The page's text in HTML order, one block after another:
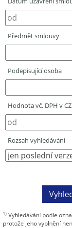
Předmět smlouvy
Podepisující osoba
Hodnota vč. DPH v
Rozsah vyhledávání
1) Vyhledávání podle
protože jeho vyplnění